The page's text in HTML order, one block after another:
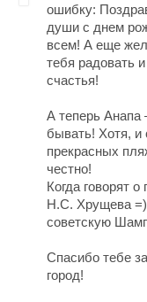
ошибку:
души с днем
всем! А еще
тебя радовать
счастья!
А теперь Анапа
бывать! Хотя,
прекрасных
честно!
Когда говорят
Н.С. Хрущева =)
советскую
Спасибо тебе
город!